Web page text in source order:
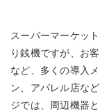
スーパーマーケッ
り銭機ですが、お
など、多くの導入
ン、アパレル店な
ジでは、周辺機器